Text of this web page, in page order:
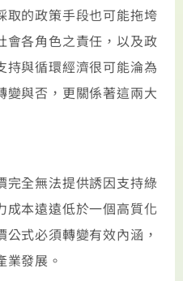
取的政策手段也可能拖垮
會各角色之責任，以及政
持與循環經濟很可能淪為
變與否，更關係著這兩大
全無法提供誘因支持綠
成本遠遠低於一個高質化
式必須轉變有效內涵，
發展。